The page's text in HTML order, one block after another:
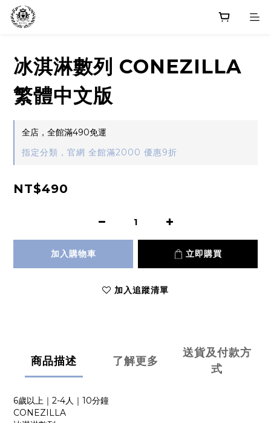
冰淇淋數列 CONEZILLA
繁體中文版
全店，全館滿490免運
指定分類，官網 全館滿2000 優惠9折
NT$490
加入購物車 立即購買
加入追蹤清單
商品描述 了解更多
送貨及付款方
式
6歲以上｜2-4人｜10分鐘
CONEZILLA